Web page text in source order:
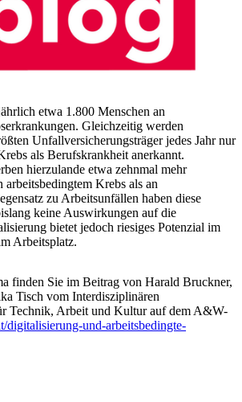
etwa 1.800 Menschen an
Gleichzeitig werden
Unfallversicherungsträger jedes Jahr nur
als Berufskrankheit anerkannt.
hierzulande etwa zehnmal mehr
arbeitsbedingtem Krebs als an
zu Arbeitsunfällen haben diese
keine Auswirkungen auf die
bietet jedoch riesiges Potenzial im
Arbeitsplatz.
finden Sie im Beitrag von Harald Bruckner,
Tisch vom Interdisziplinären
Technik, Arbeit und Kultur auf dem A&W-
digitalisierung-und-arbeitsbedingte-